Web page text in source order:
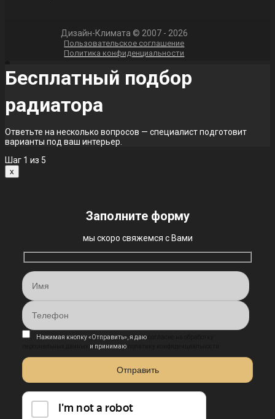
Дизайн-Климата © 2007 - 2026
Пользовательское соглашение
Политика конфиденциальности
Бесплатный подбор
радиатора
Ответьте на несколько вопросов — специалист подготовит
варианты под ваш интерьер.
Шаг 1 из 5
x
Заполните форму
мы скоро свяжемся с Вами
Нажимая кнопку «Отправить», я даю
и принимаю